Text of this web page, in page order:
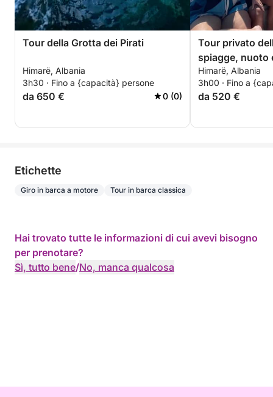
Tour della Grotta dei Pirati
Himarë, Albania
3h30 · Fino a {capacità} persone
da 650 € 0 (0)
Tour privato
spiagge, nuoto
Tour esclusivo
Himarë, Albania
3h00 · Fino a
da 520 €
Etichette
Giro in barca a motore Tour in barca classica
Hai trovato tutte le informazioni di cui avevi bisogno
per prenotare?
Sì, tutto bene/No, manca qualcosa